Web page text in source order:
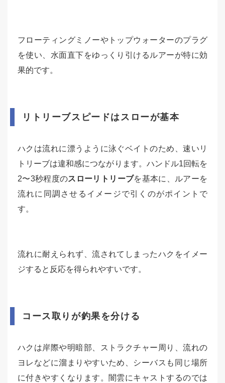
フローティングミノーやトップウォーターのプラグ
を使い、水面直下をゆっくり引けるルアーが特に効
果的です。
リトリーブスピードはスローが基本
ハクは流れに漂うように泳ぐベイトのため、速いリ
トリーブは違和感につながります。ハンドル1回転を
2〜3秒程度のスローリトリーブを基本に、ルアーを
流れに同調させるイメージで引くのがポイントで
す。
流れに耐えられず、流されてしまったハクをイメー
ジすると反応を得られやすいです。
コース取りが釣果を分ける
ハクは岸際や明暗部、ストラクチャー周り、流れの
ヨレなどに溜まりやすいため、シーバスも同じ場所
に付きやすくなります。闇雲にキャストするのでは